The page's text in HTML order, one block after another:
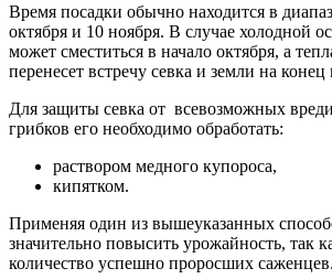
Время посадки обычно находится в
октября и 10 ноября. В случае холодной
может сместиться в начало октября, а
перенесет встречу севка и земли на конец
Для защиты севка от всевозможных
грибков его необходимо обработать:
раствором медного купороса,
кипятком.
Применяя один из вышеуказанных
значительно повысить урожайность, так
количество успешно проросших саженцев.